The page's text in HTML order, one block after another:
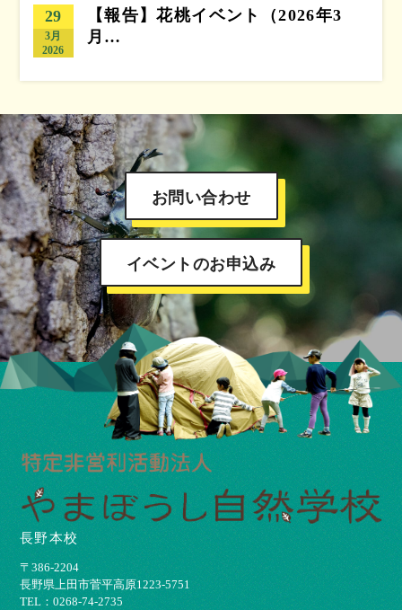
29
3月
2026
【報告】花桃イベント（2026年3
月…
お問い合わせ
イベントのお申込み
長野本校
〒386-2204
⻑野県上⽥市菅平⾼原1223-5751
TEL：0268-74-2735